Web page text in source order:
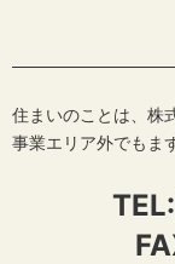
住まいのことは、株
事業エリア外でもま
TEL: